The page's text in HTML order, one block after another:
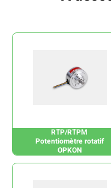
RTP/RTPM
Potentiomètre rotatif
OPKON